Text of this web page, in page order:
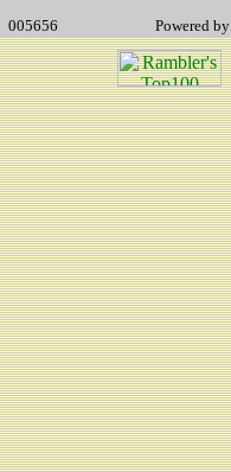
005656 Powered by